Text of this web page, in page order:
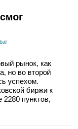
рынок, как
но во второй
успехом.
биржи к
пунктов,